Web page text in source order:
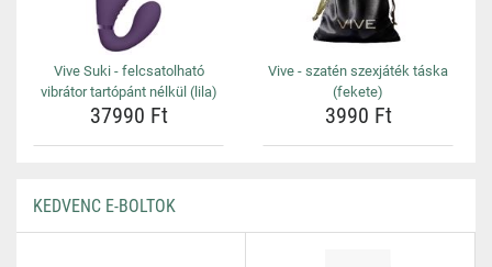
Vive Suki - felcsatolható
vibrátor tartópánt nélkül (lila)
37990 Ft
Vive - szatén szexjáték táska
(fekete)
3990 Ft
KEDVENC E-BOLTOK